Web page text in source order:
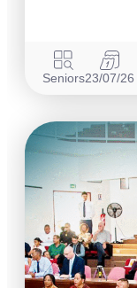
Seniors23/07/26